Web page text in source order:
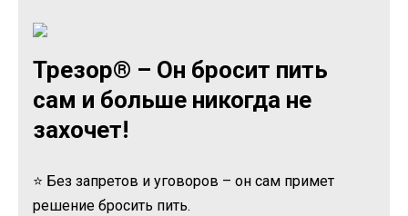
Трезор® – Он бросит пить
сам и больше никогда не
захочет!
⭐ Без запретов и уговоров – он сам примет
решение бросить пить.